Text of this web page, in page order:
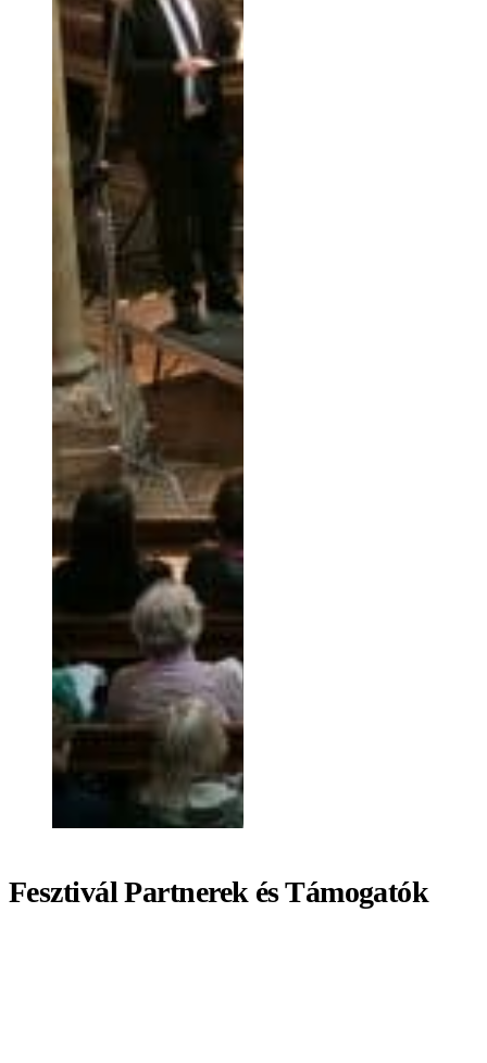
Fesztivál Partnerek és Támogatók